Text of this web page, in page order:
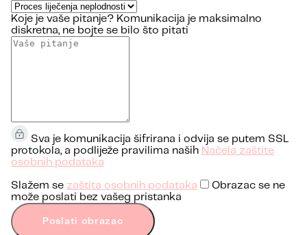
Koje je vaše pitanje? Komunikacija je maksimalno
diskretna, ne bojte se bilo što pitati
Sva je komunikacija šifrirana i odvija se putem SSL
protokola, a podliježe pravilima naših Načela zaštite
osobnih podataka
Slažem se zaštita osobnih podataka
Obrazac se ne
može poslati bez vašeg pristanka
Poslati obrazac